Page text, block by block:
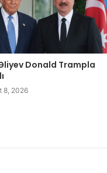
Donald Trampla
8, 2026